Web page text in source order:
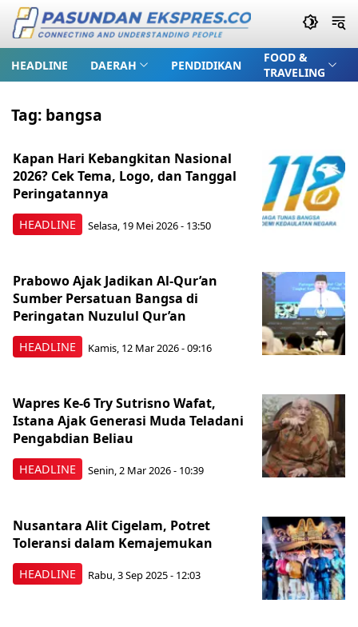
HEADLINE DAERAH PENDIDIKAN
FOOD &
TRAVELING
Tag: bangsa
HEADLINE
Kapan Hari Kebangkitan Nasional
2026? Cek Tema, Logo, dan Tanggal
Peringatannya
Selasa, 19 Mei 2026 - 13:50
HEADLINE
Prabowo Ajak Jadikan Al-Qur’an
Sumber Persatuan Bangsa di
Peringatan Nuzulul Qur’an
Kamis, 12 Mar 2026 - 09:16
HEADLINE
Wapres Ke-6 Try Sutrisno Wafat,
Istana Ajak Generasi Muda Teladani
Pengabdian Beliau
Senin, 2 Mar 2026 - 10:39
HEADLINE
Nusantara Alit Cigelam, Potret
Toleransi dalam Kemajemukan
Rabu, 3 Sep 2025 - 12:03